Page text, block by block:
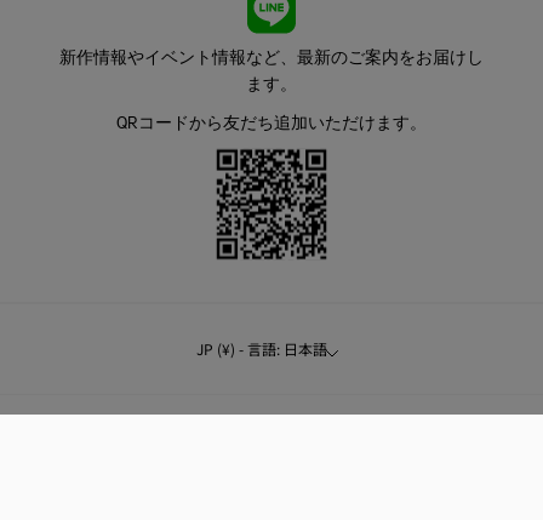
新作情報やイベント情報など、最新のご案内をお届けし
ます。
QRコードから友だち追加いただけます。
JP (¥) - 言語: 日本語